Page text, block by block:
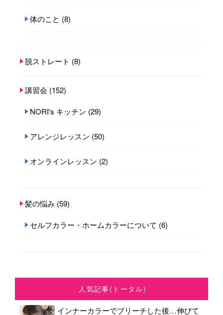
体のこと (8)
脱ストレート (8)
講習会 (152)
NORI's キッチン (29)
アレンジレッスン (50)
オンラインレッスン (2)
髪の悩み (59)
セルフカラー・ホームカラーについて (6)
人気記事(トータル)
インナーカラーでブリーチした後…伸びて